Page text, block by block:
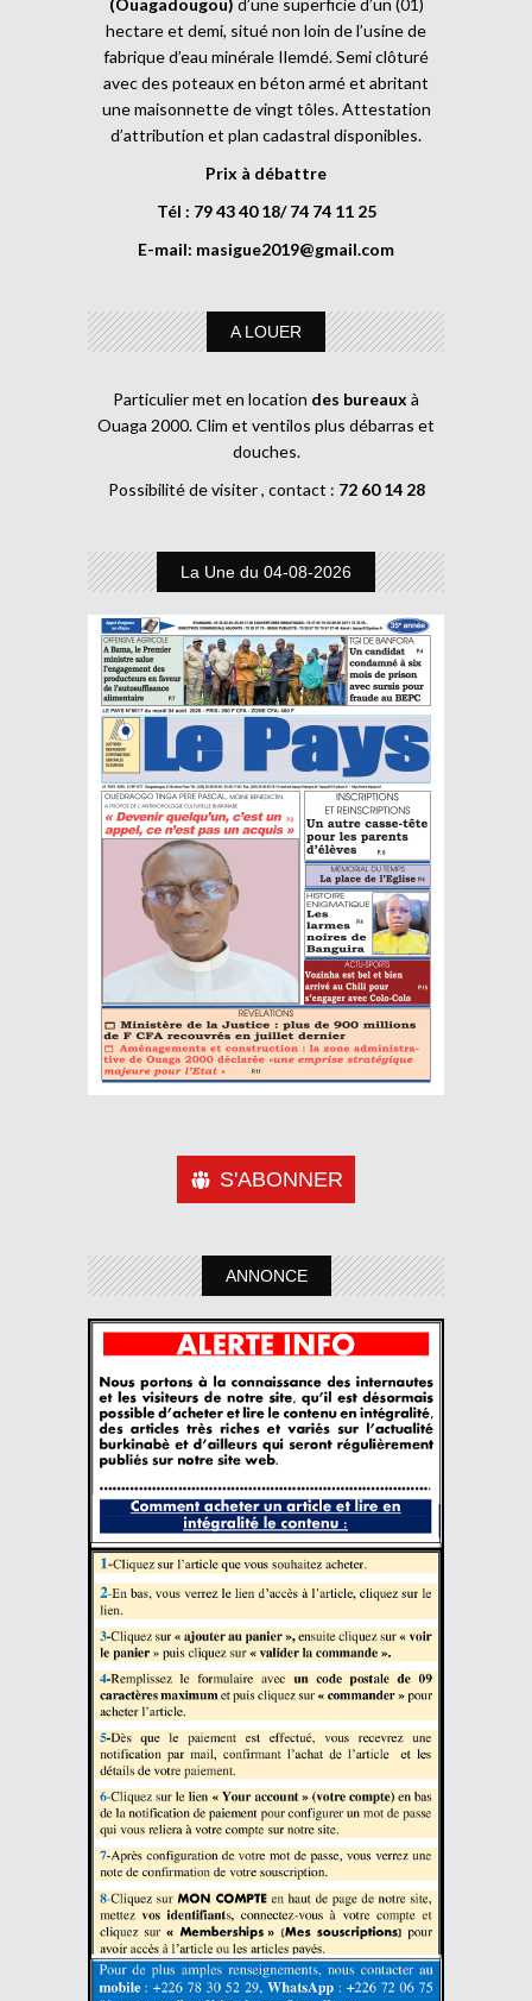
hectare et demi, situé non loin de l’usine de
fabrique d’eau minérale Ilemdé. Semi clôturé
avec des poteaux en béton armé et abritant
une maisonnette de vingt tôles. Attestation
d’attribution et plan cadastral disponibles.
Prix à débattre
Tél : 79 43 40 18/ 74 74 11 25
E-mail: masigue2019@gmail.com
A LOUER
Particulier met en location des bureaux à
Ouaga 2000. Clim et ventilos plus débarras et
douches.
Possibilité de visiter , contact : 72 60 14 28
La Une du 04-08-2026
S'ABONNER
ANNONCE